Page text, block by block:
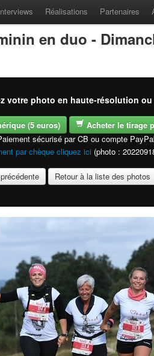
Réalisations Partenaires
en duo -
votre photo en haute-résolution
(5 euros)
Acheter le tirage
sécurisé par CB ou compte
par chèque cliquez ici (photo :
Retour à la liste des photos